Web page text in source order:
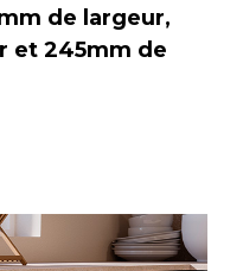
de largeur,
et 245mm de